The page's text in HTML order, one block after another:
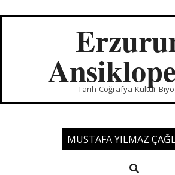
Tarih-Coğrafya-Kültür-
MUSTAFA YILMAZ
Search